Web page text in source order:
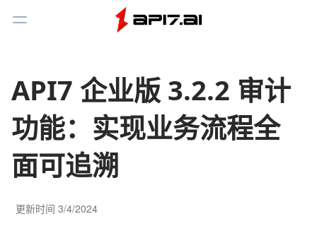
Toggle Menu
API7 企业版 3.2.2 审计
功能：实现业务流程全
面可追溯
更新时间 3/4/2024